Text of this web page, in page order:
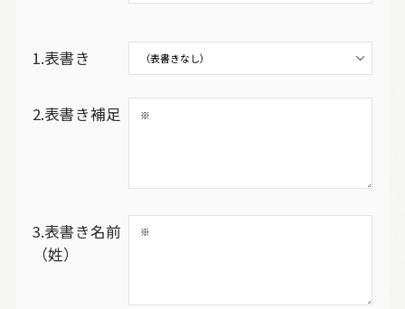
1.表書き
2.表書き補足
3.表書き名前
（姓）